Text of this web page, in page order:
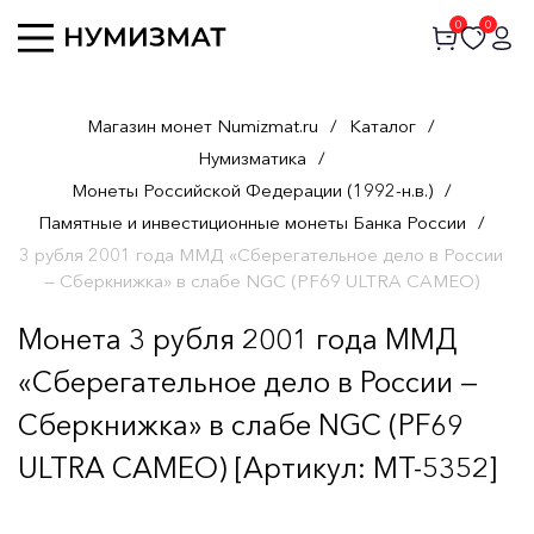
0 0
Магазин монет Numizmat.ru / Каталог /
Нумизматика /
Монеты Российской Федерации (1992-н.в.) /
Памятные и инвестиционные монеты Банка России /
3 рубля 2001 года ММД «Сберегательное дело в России
— Сберкнижка» в слабе NGC (PF69 ULTRA CAMEO)
Монета 3 рубля 2001 года ММД
«Сберегательное дело в России —
Сберкнижка» в слабе NGC (PF69
ULTRA CAMEO) [Артикул: MT-5352]